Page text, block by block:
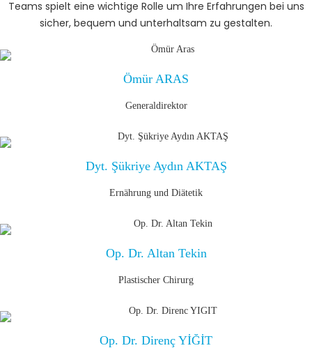
Teams spielt eine wichtige Rolle um Ihre Erfahrungen bei uns
sicher, bequem und unterhaltsam zu gestalten.
Ömür ARAS
Generaldirektor
Dyt. Şükriye Aydın AKTAŞ
Ernährung und Diätetik
Op. Dr. Altan Tekin
Plastischer Chirurg
Op. Dr. Direnç YİĞİT